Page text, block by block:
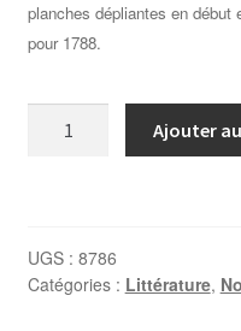
planches dépliantes en début
pour 1788.
quantité
de
Venus,
Ajouter
UGS : 8786
Catégories : Littérature,